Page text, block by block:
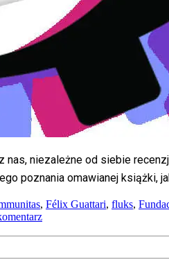
niezależne od siebie
poznania omawianej książki,
, Félix Guattari, fluks,
on